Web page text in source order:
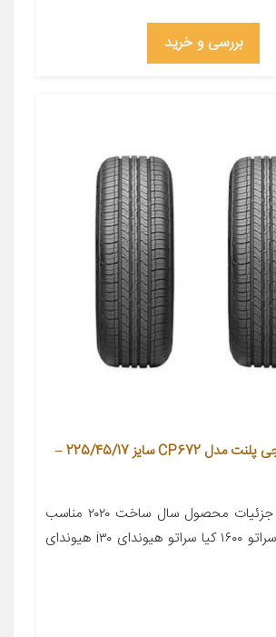
بررسی و خرید
لاستیک خودرو جی پلنت مدل CP672 سایز 225/45/17 –
معرفی محصول جزئیات محصول سال ساخت ۲۰۲۰ مناسب
برای خودرو کیا سراتو ۱۶۰۰ کیا سراتو هیوندای i۳۰ هیوندای